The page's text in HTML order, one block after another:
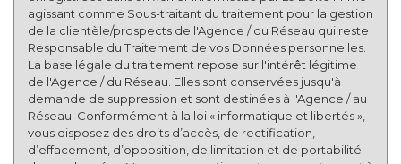
Nombre d'enfants par famille
0,84
Familles sans enfant
52,37 %
Familles avec 1 ou 2 enfants
1,34 %
Maisons
18,15 %
Appartements
81,85 %
Familles avec 3 enfants
5,75 %
agissant comme Sous-traitant du traitement pour la gestion
de la clientèle/prospects de l'Agence / du Réseau qui reste
Responsable du Traitement de vos Données personnelles.
La base légale du traitement repose sur l'intérêt légitime
de l'Agence / du Réseau. Elles sont conservées jusqu'à
demande de suppression et sont destinées à l'Agence / au
Réseau. Conformément à la loi « informatique et libertés »,
vous disposez des droits d’accès, de rectification,
d’effacement, d’opposition, de limitation et de portabilité